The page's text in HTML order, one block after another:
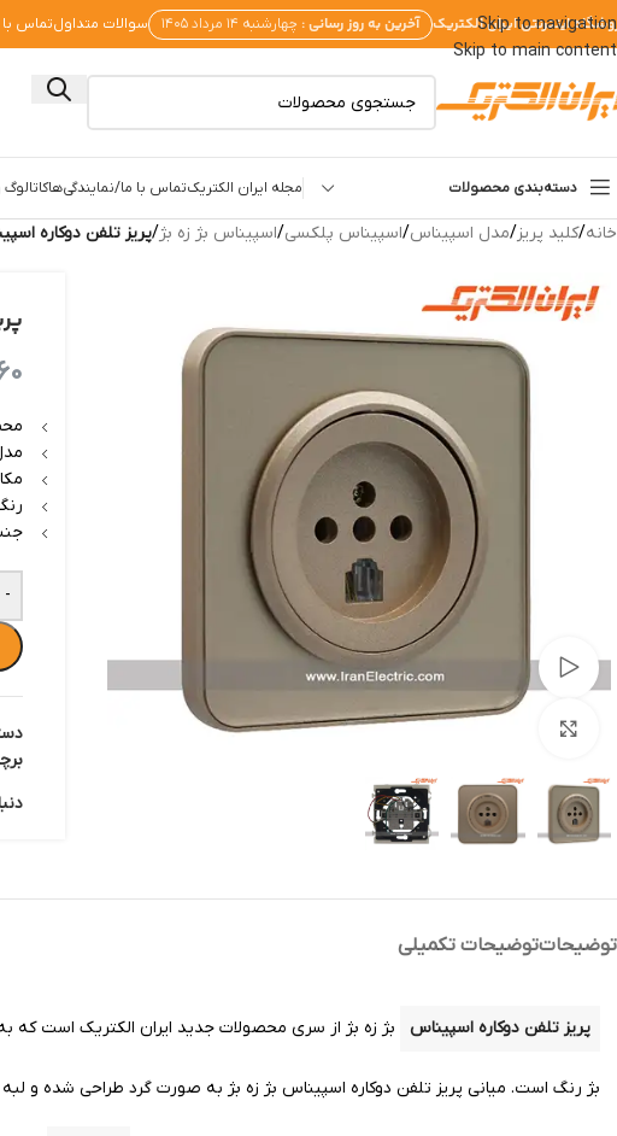
Skip to navigation
Skip to main content
اینترنتی ایران الکتریک آخرین به روز رسانی : چهارشنبه ۱۴ مرداد ۱۴۰۵ سوالات متداولتماس با
دسته‌بندی محصولات مجله ایران الکتریکتماس با ما/نمایندگی‌ها
خانه/کلید پریز/مدل اسپیناس/اسپیناس پلکسی/اسپیناس بژ زه بژ/پریز تلفن دوکاره
تماشای ویدئو
-
توضیحاتتوضیحات تکمیلی
پریز تلفن دوکاره اسپیناس بژ زه بژ از سری محصولات جدید ایران الکتریک است که
بژ رنگ است. میانی پریز تلفن دوکاره اسپیناس بژ زه بژ به صورت گرد طراحی شده و